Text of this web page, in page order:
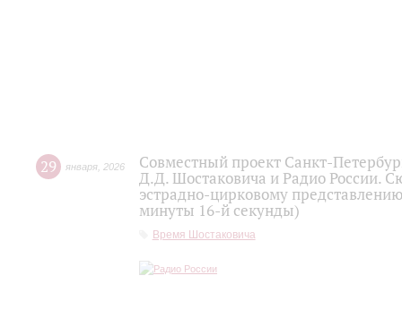
29 января 2026
Совместный проект Санкт-
Д.Д. Шостаковича и Радио России.
эстрадно-цирковому
минуты 16-й секунды)
Время Шостаковича